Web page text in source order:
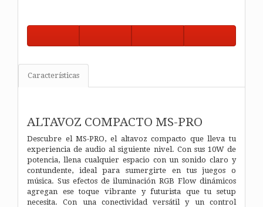
Características
ALTAVOZ COMPACTO MS-PRO
Descubre el MS-PRO, el altavoz compacto que lleva tu
experiencia de audio al siguiente nivel. Con sus 10W de
potencia, llena cualquier espacio con un sonido claro y
contundente, ideal para sumergirte en tus juegos o
música. Sus efectos de iluminación RGB Flow dinámicos
agregan ese toque vibrante y futurista que tu setup
necesita. Con una conectividad versátil y un control